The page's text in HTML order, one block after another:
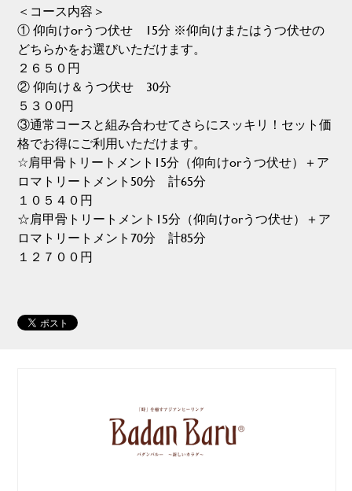
＜コース内容＞
① 仰向けorうつ伏せ 15分 ※仰向けまたはうつ伏せの
どちらかをお選びいただけます。
２６５０円
② 仰向け＆うつ伏せ 30分
５３０0円
③通常コースと組み合わせてさらにスッキリ！セット価
格でお得にご利用いただけます。
☆肩甲骨トリートメント15分（仰向けorうつ伏せ）＋ア
ロマトリートメント50分 計65分
１０５４０円
☆肩甲骨トリートメント15分（仰向けorうつ伏せ）＋ア
ロマトリートメント70分 計85分
１２７００円